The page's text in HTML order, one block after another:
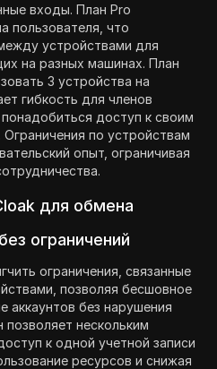
входы. План Pro
пользователя, что
устройствами для
на разных машинах. План
3 устройства на
гибкость для членов
доступ к своим
Ограничения по устройствам
опыт, ограничивая
для обмена
ограничений
ограничения, связанные
позволяя бесшовное
аккаунтов без нарушения
нескольким
к одной учетной записи
ресурсов и снижая